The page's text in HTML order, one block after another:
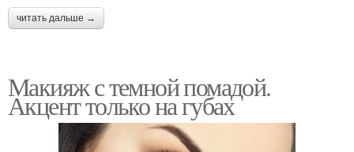
читать дальше →
Макияж с темной помадой.
Акцент только на губах